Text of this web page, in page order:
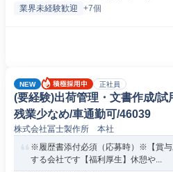
業界未経験歓迎 +7個
NEW 正社員
(要経験)出荷管理・文書作成/
残業少なめ/車通勤可/46039
株式会社冨士製作所 本社
※履歴書添付必須（応募時）※【賞与
する会社です【福利厚生】休憩や...